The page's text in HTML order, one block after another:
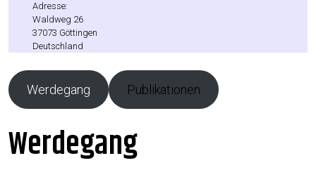
Adres­se:
Wald­weg 26
37073 Göt­tin­gen
Deutsch­land
Wer­de­gang Publi­ka­tio­nen
Werdegang